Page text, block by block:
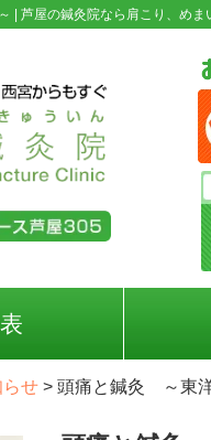
| 芦屋の鍼灸院なら肩こり、め
らせ > 頭痛と鍼灸 ～東